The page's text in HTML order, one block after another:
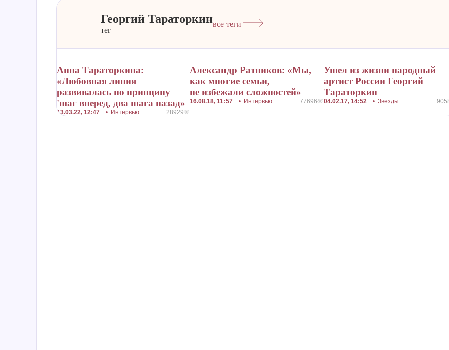
Георгий Тараторкин
тег
все теги
Анна Тараторкина:
«Любовная линия
развивалась по принципу
'шаг вперед, два шага назад»
13.03.22, 12:47 • Интервью 28929
Александр Ратников: «Мы,
как многие семьи,
не избежали сложностей»
16.08.18, 11:57• Интервью 77696
Ушел из жизни народный
артист России Георгий
Тараторкин
04.02.17, 14:52 • Звезды